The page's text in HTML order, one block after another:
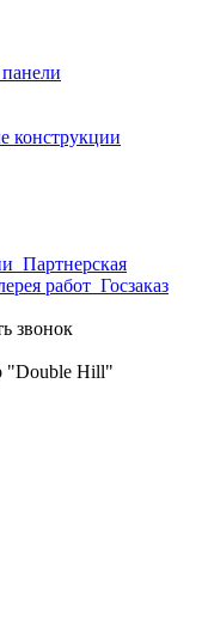
конструкции
Партнерская
работ Госзаказ
звонок
"Double Hill"